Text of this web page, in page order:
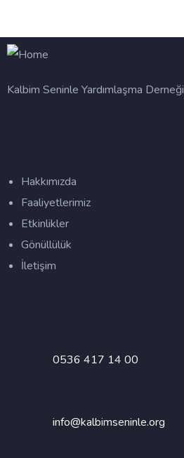
Kalbim Seninle Yardımlaşma Derneği
Hakkımızda
Faaliyetlerimiz
Etkinlikler
Gönüllülük
İletişim
0536 417 14 00
info@kalbimseninle.org